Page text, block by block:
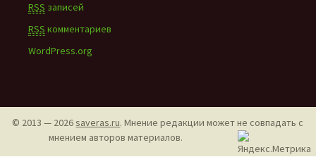
RSS записей
RSS комментариев
WordPress.org
© 2013 — 2026saveras.ru. Мнение редакции может не совпадать с
мнением авторов материалов.